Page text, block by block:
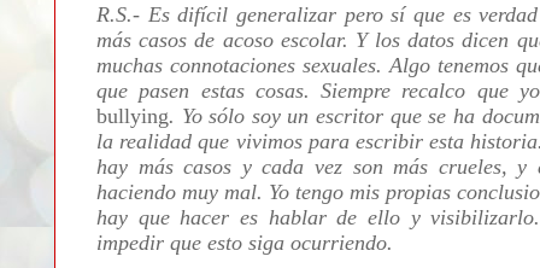
R.S.- Es difícil generalizar pero sí que es
más casos de acoso escolar. Y los datos dicen
muchas connotaciones sexuales. Algo tenemos
que pasen estas cosas. Siempre recalco que
bullying. Yo sólo soy un escritor que se ha
la realidad que vivimos para escribir esta
hay más casos y cada vez son más crueles,
haciendo muy mal. Yo tengo mis propias
hay que hacer es hablar de ello y
impedir que esto siga ocurriendo.